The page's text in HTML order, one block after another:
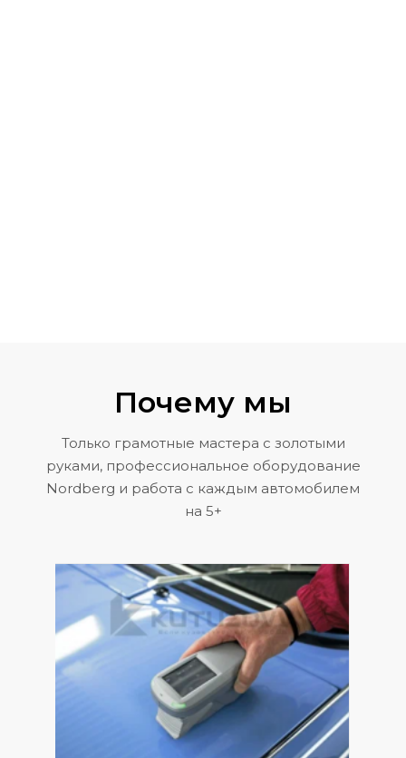
Почему мы
Только грамотные мастера с золотыми
руками, профессиональное оборудование
Nordberg и работа с каждым автомобилем
на 5+